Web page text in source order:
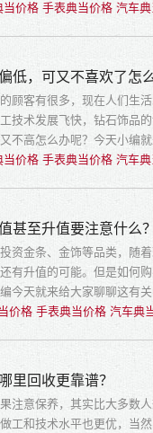
当价格 手表典当价格 汽车
低，可又不喜欢了怎么
顾客有很多，现在人们生
技术发展飞快，钻石饰品
不高怎么办呢？今天小编
当价格 手表典当价格 汽车
甚至升值要注意什么？
资金条、金饰等品类，随
有升值的可能。但是如何
今天就来给大家聊聊这有关
价格 手表典当价格 汽车典
里回收更靠谱？
注意保养，其实比大多数
工和技术水平也更优，当